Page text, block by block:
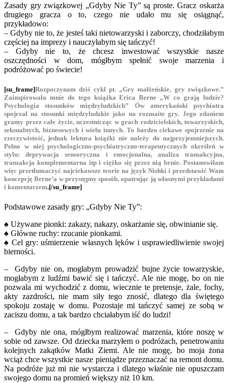
Zasady gry związkowej „Gdyby Nie Ty” są proste. Gracz oskarża
drugiego gracza o to, czego nie udało mu się osiągnąć,
przykładowo:
– Gdyby nie to, że jesteś taki nietowarzyski i zaborczy, chodziłabym
częściej na imprezy i nauczyłabym się tańczyć!
– Gdyby nie to, że chcesz inwestować wszystkie nasze
oszczędności w dom, mógłbym spełnić swoje marzenia i
podróżować po świecie!
[su_frame]Rozpoczynam dziś cykl pt. „Gry małżeńskie, gry związkowe.”
Zainspirowała mnie do tego książka Erica Berne „W co grają ludzie?
Psychologia stosunków międzyludzkich” Ów amerykański psychiatra
spojrzał na stosunki międzyludzkie jako na rozmaite gry. Jego zdaniem
gramy przez całe życie, uczestnicząc w grach rodzicielskich, towarzyskich,
seksualnych, biznesowych i wielu innych. To bardzo ciekawe spojrzenie na
rzeczywistość, jednak lektura książki nie należy do najprzyjemniejszych.
Pełno w niej psychologiczno-psychiatryczno-terapeutycznych określeń w
stylu: deprywacja sensoryczna i emocjonalna, analiza transakcyjna,
transakcja komplementarna itp i ciężko się przez nią brnie. Postanowiłam
więc przetłumaczyć najciekawsze teorie na język Nishki i przedstawić Wam
koncepcję Berne’a w przystępny sposób, opatrując ją własnymi przykładami
i komentarzem.[/su_frame]
Podstawowe zasady gry: „Gdyby Nie Ty”:
♠ Używane pionki: zakazy, nakazy, oskarżanie się, obwinianie się.
♠ Główne ruchy: rzucanie pionkami.
♠ Cel gry: uśmierzenie własnych lęków i usprawiedliwienie swojej
bierności.
– Gdyby nie on, mogłabym prowadzić bujne życie towarzyskie,
mogłabym z ludźmi bawić się i tańczyć. Ale nie mogę, bo on nie
pozwala mi wychodzić z domu, wiecznie te pretensje, żale, fochy,
akty zazdrości, nie mam siły tego znosić, dlatego dla świętego
spokoju zostaję w domu. Pozostaje mi tańczyć samej ze sobą w
zaciszu domu, a tak bardzo chciałabym iść do ludzi!
– Gdyby nie ona, mógłbym realizować marzenia, które noszę w
sobie od zawsze. Od dziecka marzyłem o podróżach, penetrowaniu
kolejnych zakątków Matki Ziemi. Ale nie mogę, bo moja żona
wciąż chce wszystkie nasze pieniądze przeznaczać na remont domu.
Na podróże już mi nie wystarcza i dlatego właśnie nie opuszczam
swojego domu na promień większy niż 10 km.